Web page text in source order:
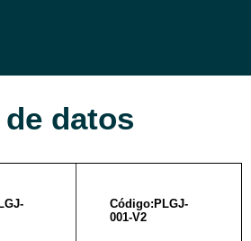
datos
Código:PLGJ-
001-V2